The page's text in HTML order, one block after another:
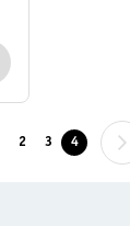
2 3 4